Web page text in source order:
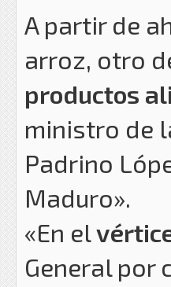
A partir de
arroz, otro
productos
ministro de
Padrino
Maduro».
«En el
General por